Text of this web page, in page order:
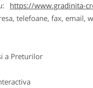
https://www.gradinita-
telefoane, fax, email,
a Preturilor